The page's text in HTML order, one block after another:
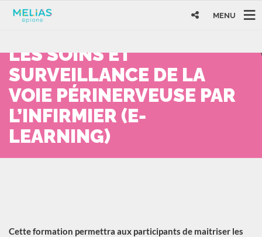
MENU
LES SOINS ET
SURVEILLANCE DE LA
VOIE PÉRINERVEUSE PAR
L’INFIRMIER (E-
LEARNING)
Cette formation permettra aux participants de maitriser les